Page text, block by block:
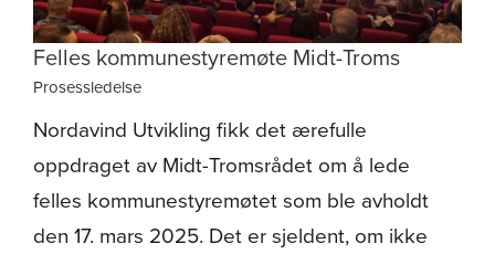
Felles kommunestyremøte Midt-Troms
Prosessledelse
Nordavind Utvikling fikk det ærefulle
oppdraget av Midt-Tromsrådet om å lede
felles kommunestyremøtet som ble avholdt
den 17. mars 2025. Det er sjeldent, om ikke